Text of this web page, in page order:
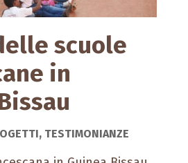
scuole
in
, TESTIMONIANZE